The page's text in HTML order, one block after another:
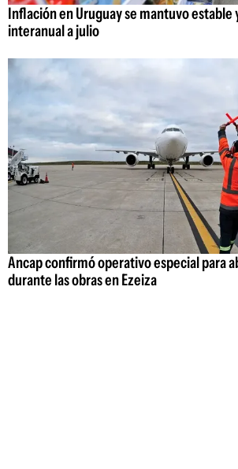
Inflación en Uruguay se mantuvo estable
interanual a julio
Ancap confirmó operativo especial para
durante las obras en Ezeiza